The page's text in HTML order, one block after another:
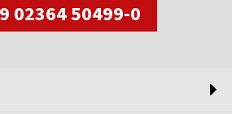
02364 50499-0